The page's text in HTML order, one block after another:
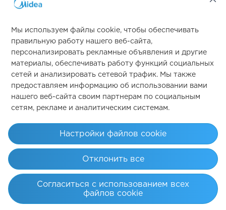
Свяжитесь с нами
Simply ideal
Авторские права 2026 Авторские права принадлежат Midea. Все
права защищены.
Условия эксплуатации
Согласие на использование файлов cookie
Мы используем файлы cookie, чтобы обеспечивать
правильную работу нашего веб-сайта,
персонализировать рекламные объявления и другие
материалы, обеспечивать работу функций социальных
сетей и анализировать сетевой трафик. Мы также
предоставляем информацию об использовании вами
нашего веб-сайта своим партнерам по социальным
сетям, рекламе и аналитическим системам.
Настройки файлов cookie
Отклонить все
Согласиться с использованием всех
файлов cookie